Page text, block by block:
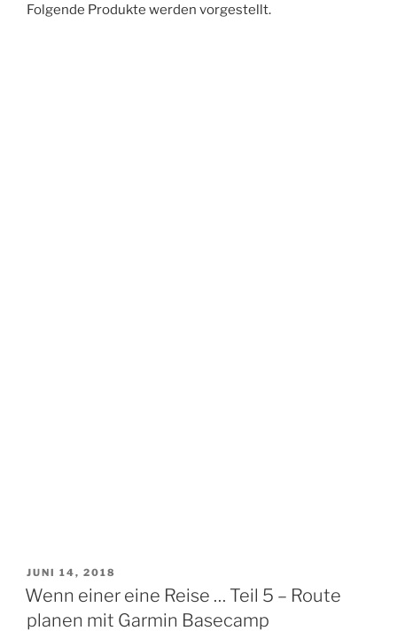
Folgende Produkte werden vorgestellt.
VERÖFFENTLICHT
AM
JUNI 14, 2018
Wenn einer eine Reise … Teil 5 – Route
planen mit Garmin Basecamp